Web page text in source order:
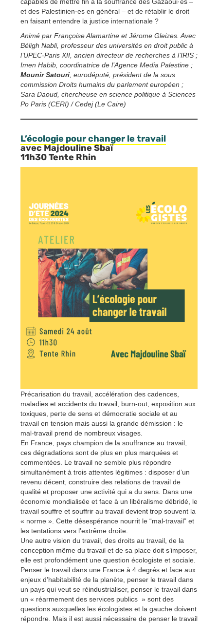
et des Palestinien·es en général – et de rétablir le droit
en faisant entendre la justice internationale ?
Animé par Françoise Alamartine et Jérome Gleizes. Avec
Béligh Nabli, professeur des universités en droit public à
l’UPEC-Paris XII, ancien directeur de recherches à l’IRIS ;
Imen Habib, coordinatrice de l’Agence Media Palestine ;
Mounir Satouri , eurodéputé, président de la sous
commission Droits humains du parlement européen ;
Sara Daoud, chercheuse en science politique à Sciences
Po Paris (CERI) / Cedej (Le Caire)
L’écologie pour changer le travail
avec Majdouline Sbaï
11h30 Tente Rhin
Précarisation du travail, accélération des cadences,
maladies et accidents du travail, burn-out, exposition aux
toxiques, perte de sens et démocratie sociale et au
travail en tension mais aussi la grande démission : le
mal-travail prend de nombreux visages.
En France, pays champion de la souffrance au travail,
ces dégradations sont de plus en plus marquées et
commentées. Le travail ne semble plus répondre
simultanément à trois attentes légitimes : disposer d’un
revenu décent, construire des relations de travail de
qualité et proposer une activité qui a du sens. Dans une
économie mondialisée et face à un libéralisme débridé, le
travail souffre et souffrir au travail devient trop souvent la
« norme ». Cette désespérance nourrit le “mal-travail” et
les tentations vers l’extrême droite.
Une autre vision du travail, des droits au travail, de la
conception même du travail et de sa place doit s’imposer,
elle est profondément une question écologiste et sociale.
Penser le travail dans une France à 4 degrés et face aux
enjeux d’habitabilité de la planète, penser le travail dans
un pays qui veut se réindustrialiser, penser le travail dans
un « réarmement des services publics » sont des
questions auxquelles les écologistes et la gauche doivent
répondre. Mais il est aussi nécessaire de penser le travail